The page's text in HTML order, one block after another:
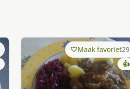
Maak favoriet29
👍